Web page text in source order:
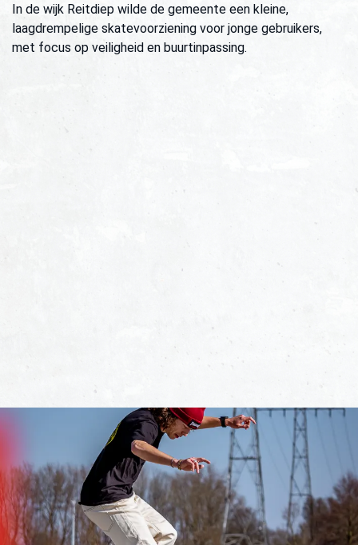
In de wijk Reitdiep wilde de gemeente een kleine,
laagdrempelige skatevoorziening voor jonge gebruikers,
met focus op veiligheid en buurtinpassing.